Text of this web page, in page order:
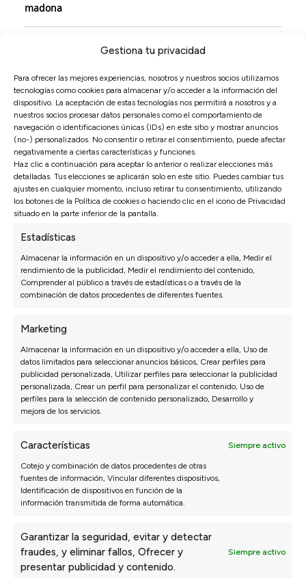
Gestiona tu privacidad
Para ofrecer las mejores experiencias, nosotros y nuestros socios utilizamos
tecnologías como cookies para almacenar y/o acceder a la información del
dispositivo. La aceptación de estas tecnologías nos permitirá a nosotros y a
nuestros socios procesar datos personales como el comportamiento de
navegación o identificaciones únicas (IDs) en este sitio y mostrar anuncios
(no-) personalizados. No consentir o retirar el consentimiento, puede afectar
negativamente a ciertas características y funciones.
Haz clic a continuación para aceptar lo anterior o realizar elecciones más
detalladas. Tus elecciones se aplicarán solo en este sitio. Puedes cambiar tus
ajustes en cualquier momento, incluso retirar tu consentimiento, utilizando
los botones de la Política de cookies o haciendo clic en el icono de Privacidad
situado en la parte inferior de la pantalla.
Estadísticas
Almacenar la información en un dispositivo y/o acceder a ella, Medir el
rendimiento de la publicidad, Medir el rendimiento del contenido,
Comprender al público a través de estadísticas o a través de la
combinación de datos procedentes de diferentes fuentes.
Marketing
Almacenar la información en un dispositivo y/o acceder a ella, Uso de
datos limitados para seleccionar anuncios básicos, Crear perfiles para
publicidad personalizada, Utilizar perfiles para seleccionar la publicidad
personalizada, Crear un perfil para personalizar el contenido, Uso de
perfiles para la selección de contenido personalizado, Desarrollo y
mejora de los servicios.
Características Siempre activo
Cotejo y combinación de datos procedentes de otras
fuentes de información, Vincular diferentes dispositivos,
Identificación de dispositivos en función de la
información transmitida de forma automática.
Garantizar la seguridad, evitar y detectar
fraudes, y eliminar fallos, Ofrecer y
presentar publicidad y contenido.
Siempre activo
madona
y estamos muy contentos, todo a medida.
20.11.2025
Sofá elegante, cómodo y de excelente calidad. La
atención de Alba en tienda muy recomendable.
20.11.2025
El chaiselongue Madonna ha quedado de 10 en nuestro
salón, montaje sin problemas y entrega puntual.
Atención en tienda super amable, Maika nos resolvió
todas las dudas y recomendaciones de accesorios.
Tapizado para mascotas recomendado, se limpia super
fácil y no se nota el desgaste.
CARGAR MÁS OPINIONES SOBRE ESTE PRODUCTO>
OTROS SOFÁSEN TU CASA
EN 10 DÍAS
expresste los llevamos a tu casa en 10 días